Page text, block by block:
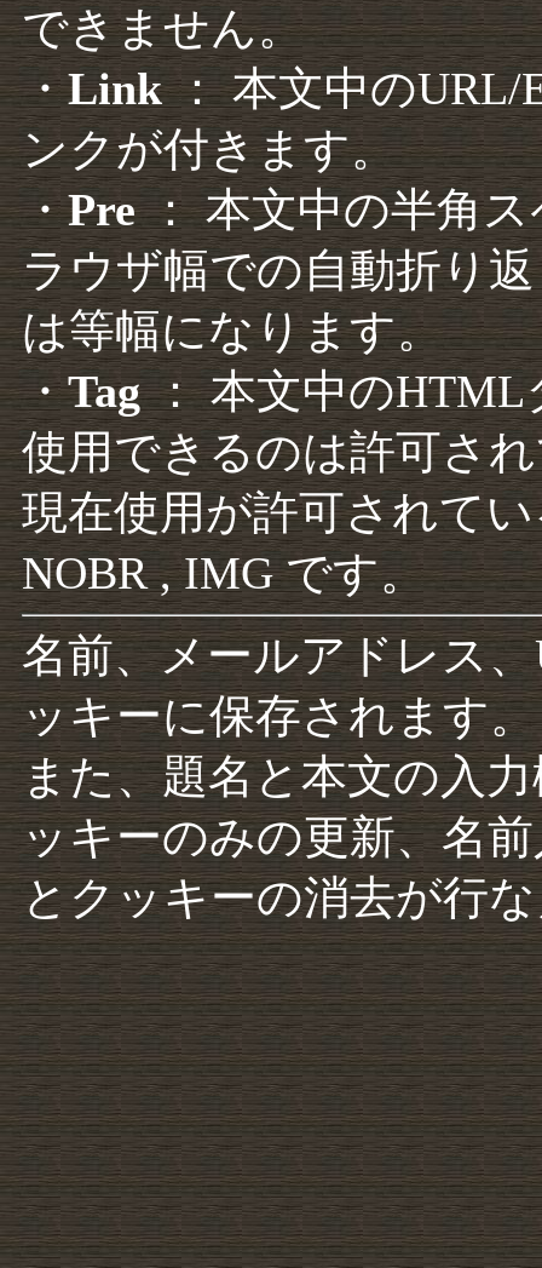
できません。
・Link： 本文中のURL/
ンクが付きます。
・Pre： 本文中の半角
ラウザ幅での自動折り
は等幅になります。
・Tag： 本文中のHTML
使用できるのは許可さ
現在使用が許可されて
NOBR , IMG です。
名前、メールアドレス
ッキーに保存されます。
また、題名と本文の入
ッキーのみの更新、名
とクッキーの消去が行